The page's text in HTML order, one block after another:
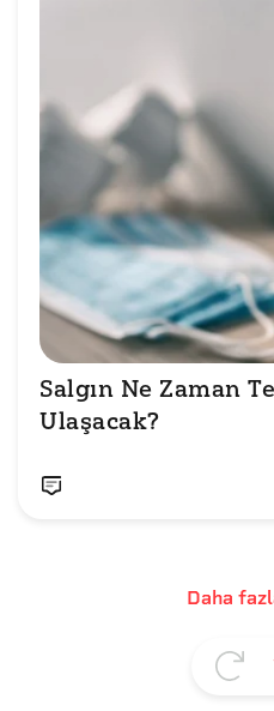
Salgın Ne Zaman
Ulaşacak?
Daha